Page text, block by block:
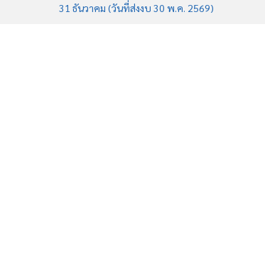
31 ธันวาคม (วันที่ส่งงบ 30 พ.ค. 2569)